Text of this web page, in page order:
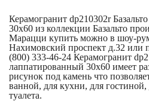
Керамогранит dp210302r
30x60 из коллекции Базальто
Марацци купить можно в шоу-
Нахимовский проспект д.32 или
(800) 333-46-24 Керамогранит
лаппатированный 30x60 имеет
рисунок под камень что
ванной, для кухни, для
туалета.